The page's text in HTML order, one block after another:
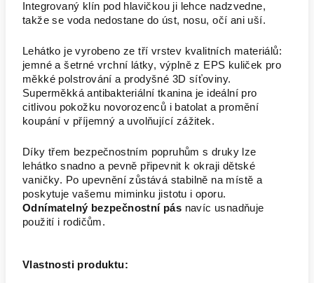
Integrovaný klín pod hlavičkou ji lehce nadzvedne,
takže se voda nedostane do úst, nosu, očí ani uší.
Lehátko je vyrobeno ze tří vrstev kvalitních materiálů:
jemné a šetrné vrchní látky, výplně z EPS kuliček pro
měkké polstrování a prodyšné 3D síťoviny.
Superměkká antibakteriální tkanina je ideální pro
citlivou pokožku novorozenců i batolat a promění
koupání v příjemný a uvolňující zážitek.
Díky třem bezpečnostním popruhům s druky lze
lehátko snadno a pevně připevnit k okraji dětské
vaničky. Po upevnění zůstává stabilně na místě a
poskytuje vašemu miminku jistotu i oporu.
Odnímatelný bezpečnostní pás navíc usnadňuje
použití i rodičům.
Vlastnosti produktu: